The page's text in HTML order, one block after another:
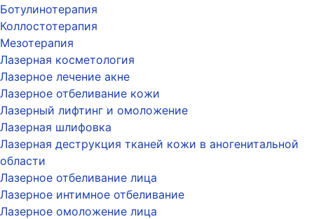
Ботулинотерапия
Коллостотерапия
Мезотерапия
Лазерная косметология
Лазерное лечение акне
Лазерное отбеливание кожи
Лазерный лифтинг и омоложение
Лазерная шлифовка
Лазерная деструкция тканей кожи в аногенитальной
области
Лазерное отбеливание лица
Лазерное интимное отбеливание
Лазерное омоложение лица